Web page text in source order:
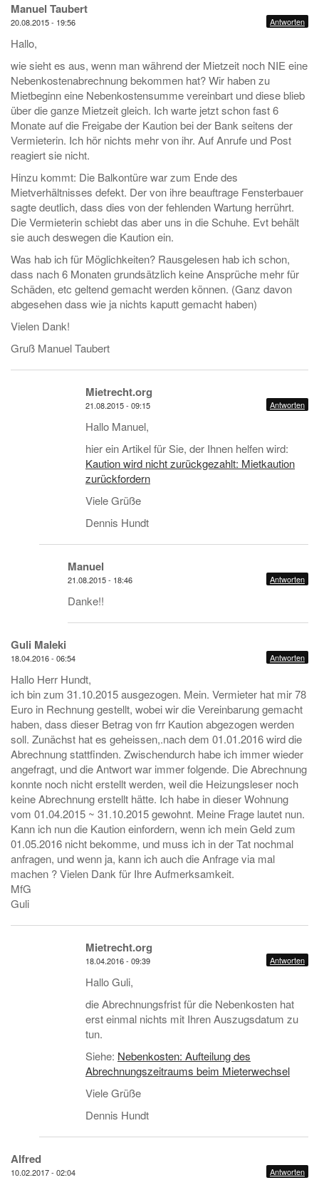
Manuel Taubert
20.08.2015 - 19:56 Antworten
Hallo,
wie sieht es aus, wenn man während der Mietzeit noch NIE eine
Nebenkostenabrechnung bekommen hat? Wir haben zu
Mietbeginn eine Nebenkostensumme vereinbart und diese blieb
über die ganze Mietzeit gleich. Ich warte jetzt schon fast 6
Monate auf die Freigabe der Kaution bei der Bank seitens der
Vermieterin. Ich hör nichts mehr von ihr. Auf Anrufe und Post
reagiert sie nicht.
Hinzu kommt: Die Balkontüre war zum Ende des
Mietverhältnisses defekt. Der von ihre beauftrage Fensterbauer
sagte deutlich, dass dies von der fehlenden Wartung herrührt.
Die Vermieterin schiebt das aber uns in die Schuhe. Evt behält
sie auch deswegen die Kaution ein.
Was hab ich für Möglichkeiten? Rausgelesen hab ich schon,
dass nach 6 Monaten grundsätzlich keine Ansprüche mehr für
Schäden, etc geltend gemacht werden können. (Ganz davon
abgesehen dass wie ja nichts kaputt gemacht haben)
Vielen Dank!
Gruß Manuel Taubert
Mietrecht.org
21.08.2015 - 09:15 Antworten
Hallo Manuel,
hier ein Artikel für Sie, der Ihnen helfen wird:
Kaution wird nicht zurückgezahlt: Mietkaution
zurückfordern
Viele Grüße
Dennis Hundt
Manuel
21.08.2015 - 18:46 Antworten
Danke!!
Guli Maleki
18.04.2016 - 06:54 Antworten
Hallo Herr Hundt,
ich bin zum 31.10.2015 ausgezogen. Mein. Vermieter hat mir 78
Euro in Rechnung gestellt, wobei wir die Vereinbarung gemacht
haben, dass dieser Betrag von frr Kaution abgezogen werden
soll. Zunächst hat es geheissen,.nach dem 01.01.2016 wird die
Abrechnung stattfinden. Zwischendurch habe ich immer wieder
angefragt, und die Antwort war immer folgende. Die Abrechnung
konnte noch nicht erstellt werden, weil die Heizungsleser noch
keine Abrechnung erstellt hätte. Ich habe in dieser Wohnung
vom 01.04.2015 ~ 31.10.2015 gewohnt. Meine Frage lautet nun.
Kann ich nun die Kaution einfordern, wenn ich mein Geld zum
01.05.2016 nicht bekomme, und muss ich in der Tat nochmal
anfragen, und wenn ja, kann ich auch die Anfrage via mal
machen ? Vielen Dank für Ihre Aufmerksamkeit.
MfG
Guli
Mietrecht.org
18.04.2016 - 09:39 Antworten
Hallo Guli,
die Abrechnungsfrist für die Nebenkosten hat
erst einmal nichts mit Ihren Auszugsdatum zu
tun.
Siehe: Nebenkosten: Aufteilung des
Abrechnungszeitraums beim Mieterwechsel
Viele Grüße
Dennis Hundt
Alfred
10.02.2017 - 02:04 Antworten